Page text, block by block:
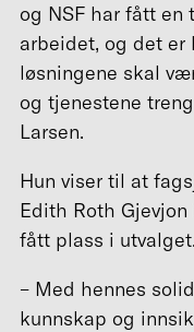
og NSF har fått en
arbeidet, og det er
løsningene skal
og tjenestene
Larsen.
Hun viser til at
Edith Roth
fått plass i utvalget.
– Med hennes
kunnskap og